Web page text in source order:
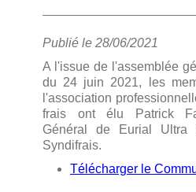
Publié le 28/06/2021
A l'issue de l'assemblée
du 24 juin 2021, les
l'association
frais ont élu Patrick
Général de Eurial Ultra
Syndifrais.
Télécharger le